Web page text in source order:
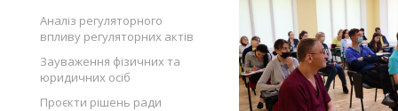
Аналіз регуляторного
впливу регуляторних актів
Зауваження фізичних та
юридичних осіб
Проєкти рішень ради